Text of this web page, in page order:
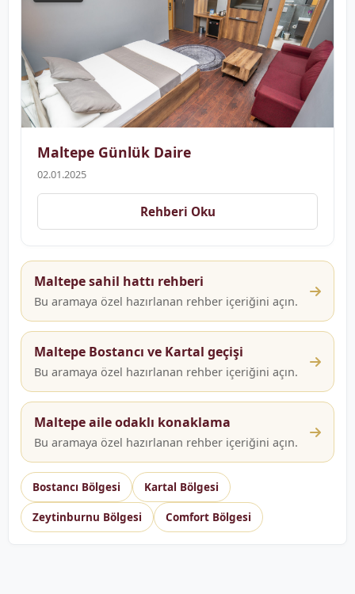
Maltepe Günlük Daire
02.01.2025
Rehberi Oku
Maltepe sahil hattı rehberi
Bu aramaya özel hazırlanan rehber içeriğini açın.
Maltepe Bostancı ve Kartal geçişi
Bu aramaya özel hazırlanan rehber içeriğini açın.
Maltepe aile odaklı konaklama
Bu aramaya özel hazırlanan rehber içeriğini açın.
Bostancı Bölgesi Kartal Bölgesi
Zeytinburnu Bölgesi Comfort Bölgesi